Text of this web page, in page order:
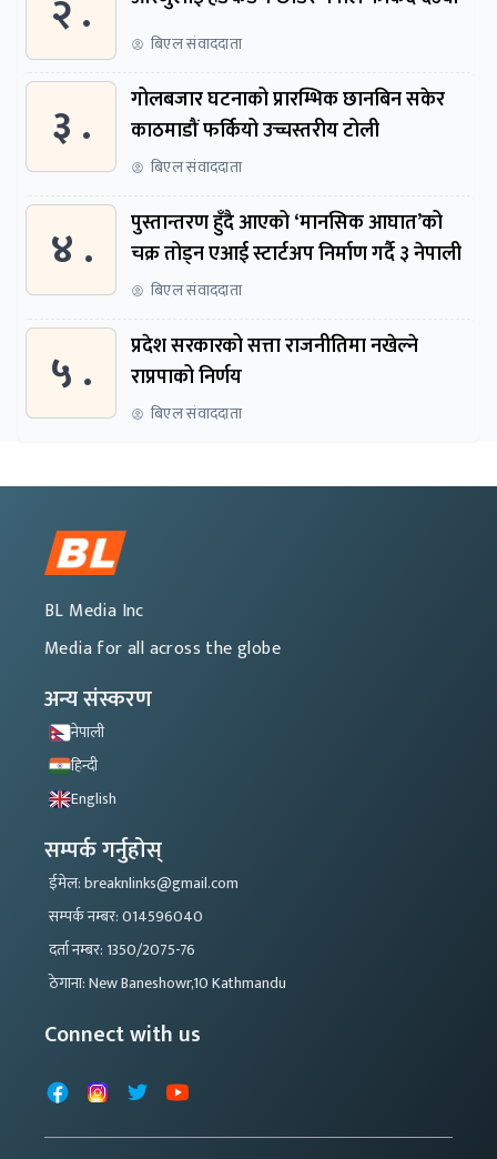
२ . बिएल संवाददाता
३ .
गोलबजार घटनाको प्रारम्भिक छानबिन सकेर
काठमाडौं फर्कियो उच्चस्तरीय टोली
बिएल संवाददाता
४ .
पुस्तान्तरण हुँदै आएको ‘मानसिक आघात’को
चक्र तोड्न एआई स्टार्टअप निर्माण गर्दै ३ नेपाली
बिएल संवाददाता
५ .
प्रदेश सरकारको सत्ता राजनीतिमा नखेल्ने
राप्रपाको निर्णय
बिएल संवाददाता
BL Media Inc
Media for all across the globe
अन्य संस्करण
नेपाली
हिन्दी
English
सम्पर्क गर्नुहोस्
ईमेल: breaknlinks@gmail.com
सम्पर्क नम्बर: 014596040
दर्ता नम्बर: 1350/2075-76
ठेगाना: New Baneshowr,10 Kathmandu
Connect with us
FacebookInstagram
X YouTube